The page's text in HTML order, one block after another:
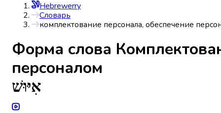
Hebrewerry
Словарь
комплектование персонала, обеспечение
Форма слова
персоналом
אִיּוּשׁ